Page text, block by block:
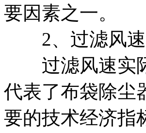
要因素之一。
2、过滤风速
过滤风速实际
代表了布袋除尘
要的技术经济指